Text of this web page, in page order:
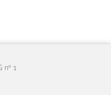
nº 1